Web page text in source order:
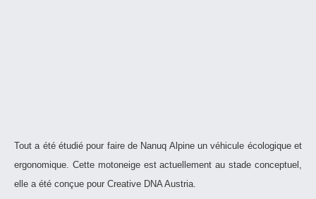
Tout a été étudié pour faire de Nanuq Alpine un véhicule écologique et
ergonomique. Cette motoneige est actuellement au stade conceptuel,
elle a été conçue pour Creative DNA Austria.